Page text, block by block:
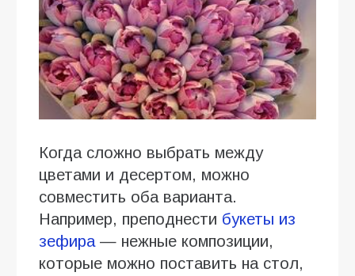
Когда сложно выбрать между
цветами и десертом, можно
совместить оба варианта.
Например, преподнести букеты из
зефира— нежные композиции,
которые можно поставить на стол,